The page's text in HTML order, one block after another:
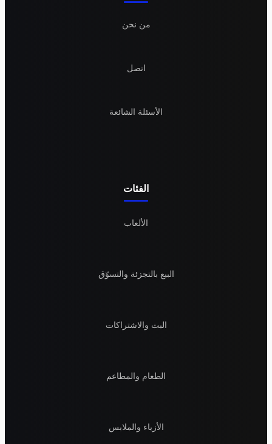
من نحن
اتصل
الأسئلة الشائعة
الفئات
الألعاب
البيع بالتجزئة والتسوّق
البث والاشتراكات
الطعام والمطاعم
الأزياء والملابس